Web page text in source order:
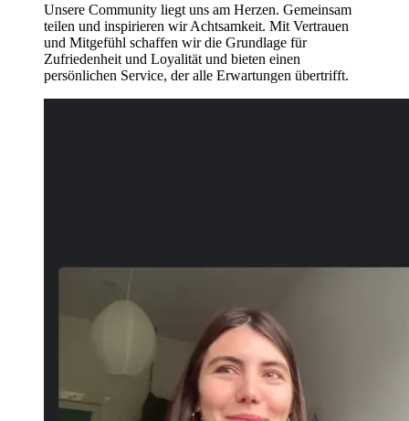
Unsere Community liegt uns am Herzen. Gemeinsam
teilen und inspirieren wir Achtsamkeit. Mit Vertrauen
und Mitgefühl schaffen wir die Grundlage für
Zufriedenheit und Loyalität und bieten einen
persönlichen Service, der alle Erwartungen übertrifft.